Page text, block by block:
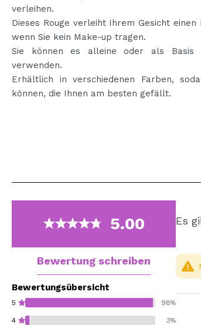
verleihen.
Dieses Rouge verleiht Ihrem Gesicht einen
wenn Sie kein Make-up tragen.
Sie können es alleine oder als Basis
verwenden.
Erhältlich in verschiedenen Farben,
können, die Ihnen am besten gefällt.
5.00
Bewertung schreiben
Bewertungsübersicht
5 98%
4 3%
Es